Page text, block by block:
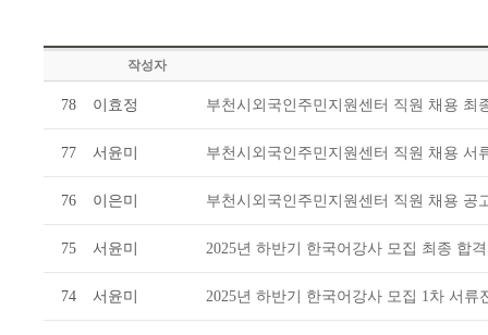
작성자
78 이효정 부천시외국인주민지원센터 직원 채용 최
77 서윤미 부천시외국인주민지원센터 직원 채용 서
76 이은미 부천시외국인주민지원센터 직원 채용 공
75 서윤미 2025년 하반기 한국어강사 모집 최종 합
74 서윤미 2025년 하반기 한국어강사 모집 1차 서류